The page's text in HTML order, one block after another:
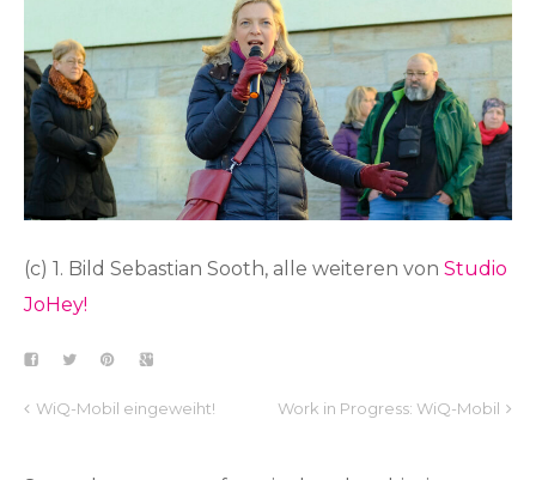
(c) 1. Bild Sebastian Sooth, alle weiteren von Studio
JoHey!
WiQ-Mobil eingeweiht! Work in Progress: WiQ-Mobil